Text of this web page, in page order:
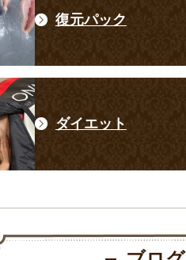
復元パック
ダイエット